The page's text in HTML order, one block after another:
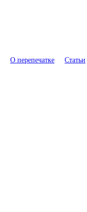
О перепечатке Статьи